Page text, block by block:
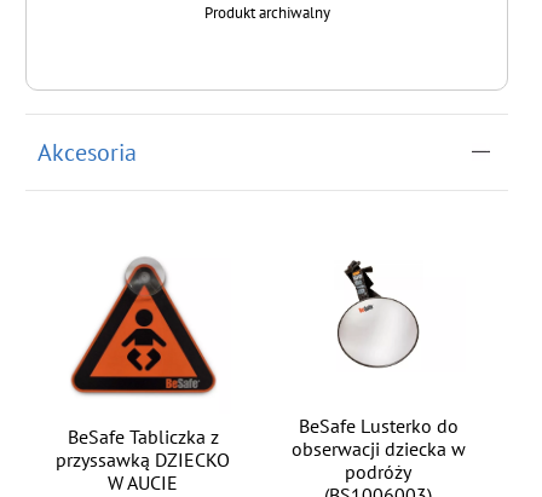
Produkt archiwalny
Akcesoria
BeSafe Tabliczka z
przyssawką DZIECKO
W AUCIE
BeSafe Lusterko do
obserwacji dziecka w
podróży